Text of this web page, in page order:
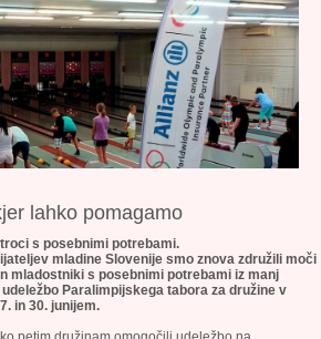
lahko pomagamo
s posebnimi potrebami.
mladine Slovenije smo znova združili moči
mladostniki s posebnimi potrebami iz manj
Paralimpijskega tabora za družine v
in 30. junijem.